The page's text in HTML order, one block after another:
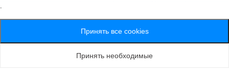
Запомнить
Потеряли пароль ?
Генерация пароля
.
Принять все cookies
Принять необходимые